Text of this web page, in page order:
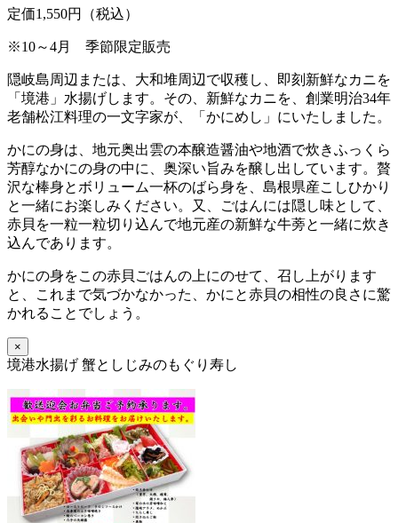
定価1,550円（税込）
※10～4月 季節限定販売
隠岐島周辺または、大和堆周辺で収穫し、即刻新鮮なカニを
「境港」水揚げします。その、新鮮なカニを、創業明治34年
老舗松江料理の一文字家が、「かにめし」にいたしました。
かにの身は、地元奥出雲の本醸造醤油や地酒で炊きふっくら
芳醇なかにの身の中に、奥深い旨みを醸し出しています。贅
沢な棒身とボリューム一杯のばら身を、島根県産こしひかり
と一緒にお楽しみください。又、ごはんには隠し味として、
赤貝を一粒一粒切り込んで地元産の新鮮な牛蒡と一緒に炊き
込んであります。
かにの身をこの赤貝ごはんの上にのせて、召し上がります
と、これまで気づかなかった、かにと赤貝の相性の良さに驚
かれることでしょう。
×
境港水揚げ 蟹としじみのもぐり寿し